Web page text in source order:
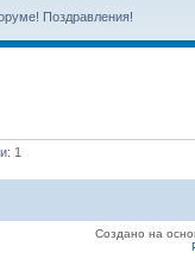
Поздравления!
1
Создано на